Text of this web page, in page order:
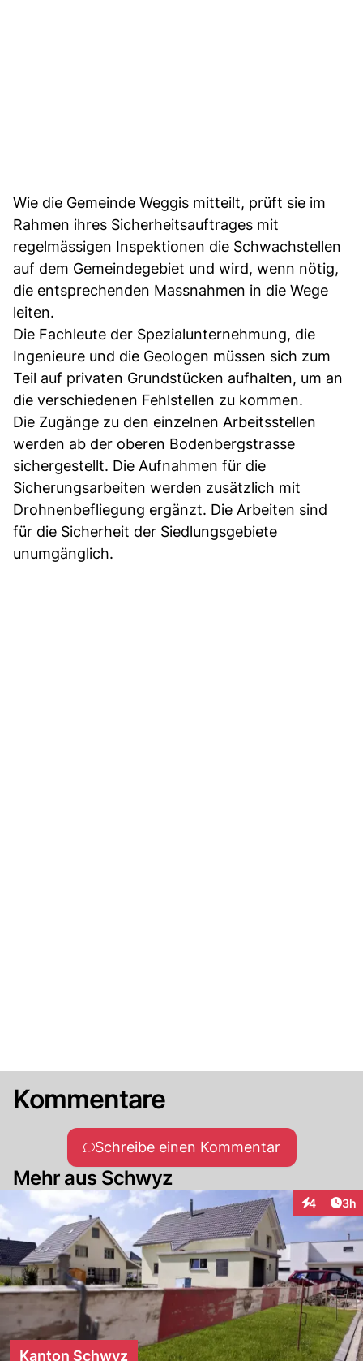
Wie die Gemeinde Weggis mitteilt, prüft sie im
Rahmen ihres Sicherheitsauftrages mit
regelmässigen Inspektionen die Schwachstellen
auf dem Gemeindegebiet und wird, wenn nötig,
die entsprechenden Massnahmen in die Wege
leiten.
Die Fachleute der Spezialunternehmung, die
Ingenieure und die Geologen müssen sich zum
Teil auf privaten Grundstücken aufhalten, um an
die verschiedenen Fehlstellen zu kommen.
Die Zugänge zu den einzelnen Arbeitsstellen
werden ab der oberen Bodenbergstrasse
sichergestellt. Die Aufnahmen für die
Sicherungsarbeiten werden zusätzlich mit
Drohnenbefliegung ergänzt. Die Arbeiten sind
für die Sicherheit der Siedlungsgebiete
unumgänglich.
Kommentare
Schreibe einen Kommentar
Mehr aus Schwyz
4 3h
Kanton Schwyz